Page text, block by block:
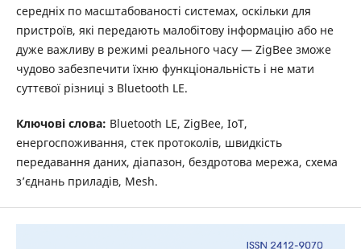
середніх по масштабованості системах, оскільки для
пристроїв, які передають малобітову інформацію або не
дуже важливу в режимі реального часу — ZigBee зможе
чудово забезпечити їхню функціональність і не мати
суттєвої різниці з Bluetooth LE.
Ключові слова: Bluetooth LE, ZigBee, ІоТ,
енергоспоживання, стек протоколів, швидкість
передавання даних, діапазон, бездротова мережа, схема
з’єднань приладів, Mesh.